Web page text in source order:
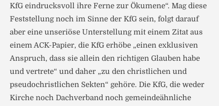
KfG eindrucksvoll ihre Ferne zur Ökumene“. Mag diese
Feststellung noch im Sinne der KfG sein, folgt darauf
aber eine unseriöse Unterstellung mit einem Zitat aus
einem ACK-Papier, die KfG erhöbe „einen exklusiven
Anspruch, dass sie allein den richtigen Glauben habe
und vertrete“ und daher „zu den christlichen und
pseudochristlichen Sekten“ gehöre. Die KfG, die weder
Kirche noch Dachverband noch gemeindeähnliche